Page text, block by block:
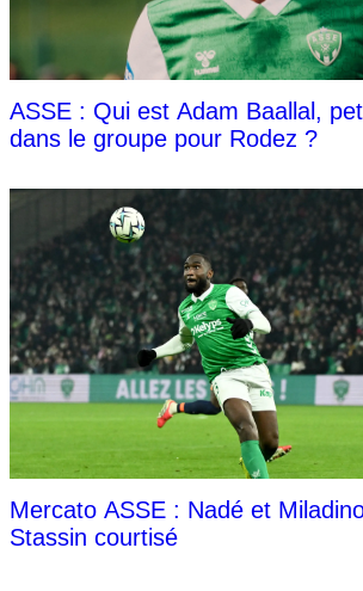
ASSE : Qui est Adam Baallal,
dans le groupe pour Rodez ?
Mercato ASSE : Nadé et
Stassin courtisé